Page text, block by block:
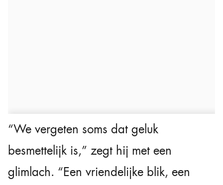
“We vergeten soms dat geluk
besmettelijk is,” zegt hij met een
glimlach. “Een vriendelijke blik, een